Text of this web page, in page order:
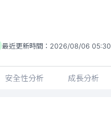
最近更新時間： 2026/08/06 05:30
安全性分析 成長分析